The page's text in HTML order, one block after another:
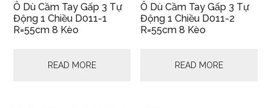
Ô Dù Cầm Tay Gấp 3 Tự
Động 1 Chiều D011-1
R=55cm 8 Kèo
READ MORE
Ô Dù Cầm Tay Gấp 3 Tự
Động 1 Chiều D011-2
R=55cm 8 Kèo
READ MORE